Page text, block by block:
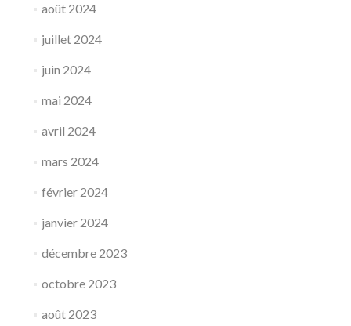
août 2024
juillet 2024
juin 2024
mai 2024
avril 2024
mars 2024
février 2024
janvier 2024
décembre 2023
octobre 2023
août 2023